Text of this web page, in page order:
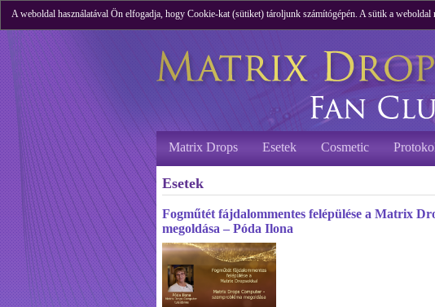
A weboldal használatával Ön elfogadja, hogy Cookie-kat (sütiket) tároljunk számítógépén. A sütik a weboldal
Matrix Drops Esetek Cosmetic
Esetek
Fogműtét fájdalommentes felépülése a Matrix
megoldása – Póda Ilona